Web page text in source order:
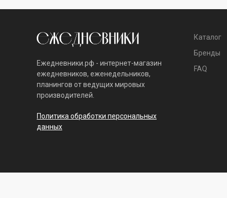
Ежедневники.рф - интернет-магазин
ежедневников, еженедельников,
планингов от ведущих мировых
производителей.
Политика обработки персональных
данных
Каталог
Бренды
FAQ